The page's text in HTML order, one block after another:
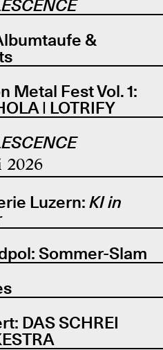
&
Metal Fest Vol. 1:
| LOTRIFY
2026
Luzern: KI in
Sommer-Slam
DAS SCHREI